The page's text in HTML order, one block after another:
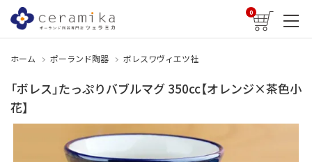
0
ホーム ポーランド陶器 ボレスワヴィエツ社
「ボレス」たっぷりバブルマグ 350cc【オレンジ×茶色小
花】